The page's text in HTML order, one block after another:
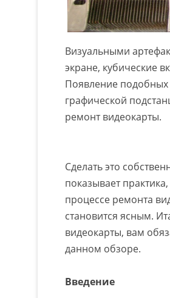
Визуальными
экране, кубические
Появление подобных
графической
ремонт видеокарты.
Сделать это
показывает
процессе ремонта
становится ясным.
видеокарты, вам
данном обзоре.
Введение